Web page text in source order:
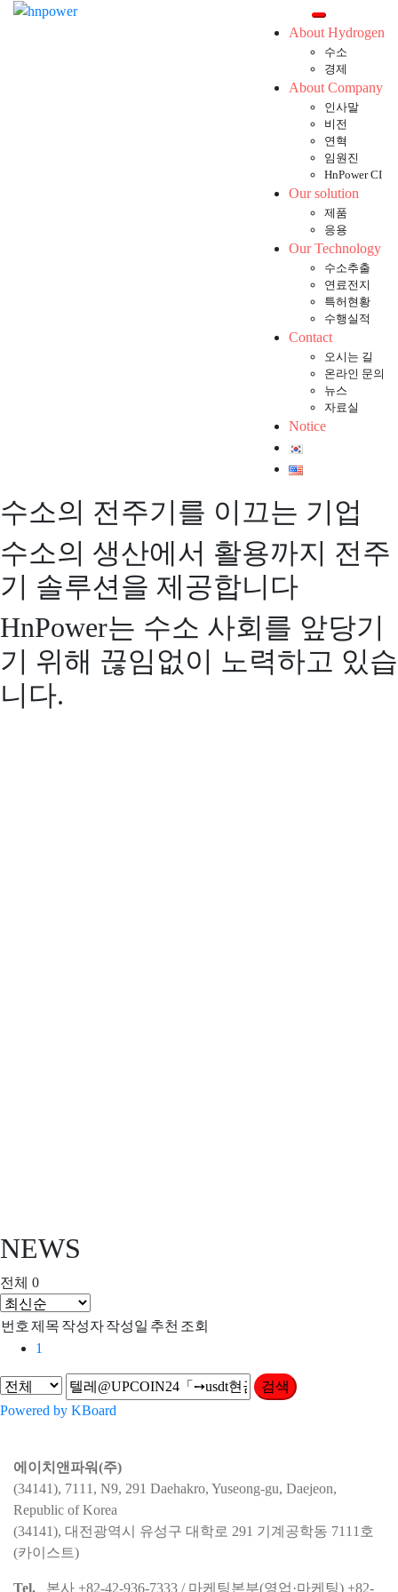
Toggle
About Hydrogen
수소
경제
About Company
인사말
비전
연혁
임원진
HnPower CI
Our solution
제품
응용
Our Technology
수소추출
연료전지
특허현황
수행실적
Contact
오시는 길
온라인 문의
뉴스
자료실
Notice
수소의 전주기를 이끄는 기업
수소의 생산에서 활용까지 전주
기 솔루션을 제공합니다
HnPower는 수소 사회를 앞당기
기 위해 끊임없이 노력하고 있습
니다.
NEWS
전체 0
번호 제목 작성자작성일 추천 조회
1
검색
Powered by KBoard
에이치앤파워(주)
(34141), 7111, N9, 291 Daehakro, Yuseong-gu, Daejeon,
Republic of Korea
(34141), 대전광역시 유성구 대학로 291 기계공학동 7111호
(카이스트)
Tel. 본사 +82-42-936-7333 / 마케팅본부(영업·마케팅) +82-